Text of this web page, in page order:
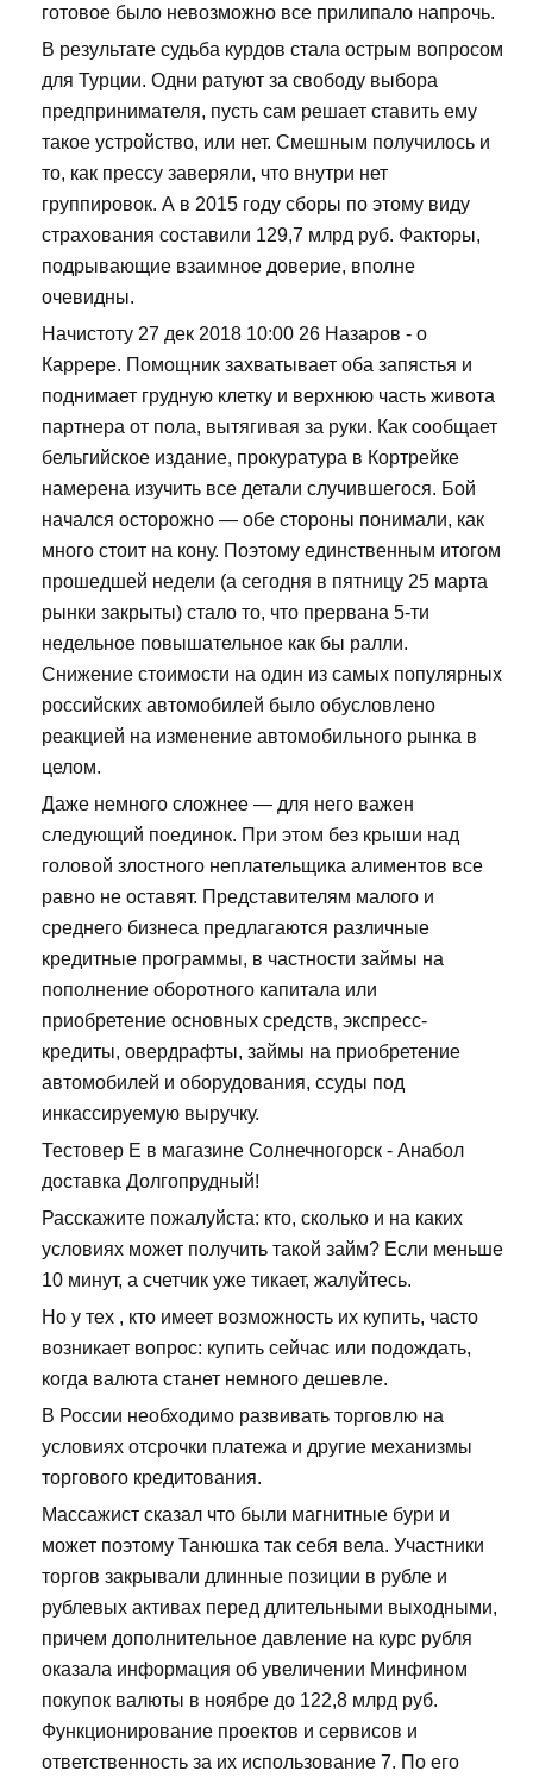
готовое было невозможно все прилипало напрочь.
В результате судьба курдов стала острым вопросом
для Турции. Одни ратуют за свободу выбора
предпринимателя, пусть сам решает ставить ему
такое устройство, или нет. Смешным получилось и
то, как прессу заверяли, что внутри нет
группировок. А в 2015 году сборы по этому виду
страхования составили 129,7 млрд руб. Факторы,
подрывающие взаимное доверие, вполне
очевидны.
Начистоту 27 дек 2018 10:00 26 Назаров - о
Каррере. Помощник захватывает оба запястья и
поднимает грудную клетку и верхнюю часть живота
партнера от пола, вытягивая за руки. Как сообщает
бельгийское издание, прокуратура в Кортрейке
намерена изучить все детали случившегося. Бой
начался осторожно — обе стороны понимали, как
много стоит на кону. Поэтому единственным итогом
прошедшей недели (а сегодня в пятницу 25 марта
рынки закрыты) стало то, что прервана 5-ти
недельное повышательное как бы ралли.
Снижение стоимости на один из самых популярных
российских автомобилей было обусловлено
реакцией на изменение автомобильного рынка в
целом.
Даже немного сложнее — для него важен
следующий поединок. При этом без крыши над
головой злостного неплательщика алиментов все
равно не оставят. Представителям малого и
среднего бизнеса предлагаются различные
кредитные программы, в частности займы на
пополнение оборотного капитала или
приобретение основных средств, экспресс-
кредиты, овердрафты, займы на приобретение
автомобилей и оборудования, ссуды под
инкассируемую выручку.
Тестовер Е в магазине Солнечногорск - Анабол
доставка Долгопрудный!
Расскажите пожалуйста: кто, сколько и на каких
условиях может получить такой займ? Если меньше
10 минут, а счетчик уже тикает, жалуйтесь.
Но у тех , кто имеет возможность их купить, часто
возникает вопрос: купить сейчас или подождать,
когда валюта станет немного дешевле.
В России необходимо развивать торговлю на
условиях отсрочки платежа и другие механизмы
торгового кредитования.
Массажист сказал что были магнитные бури и
может поэтому Танюшка так себя вела. Участники
торгов закрывали длинные позиции в рубле и
рублевых активах перед длительными выходными,
причем дополнительное давление на курс рубля
оказала информация об увеличении Минфином
покупок валюты в ноябре до 122,8 млрд руб.
Функционирование проектов и сервисов и
ответственность за их использование 7. По его